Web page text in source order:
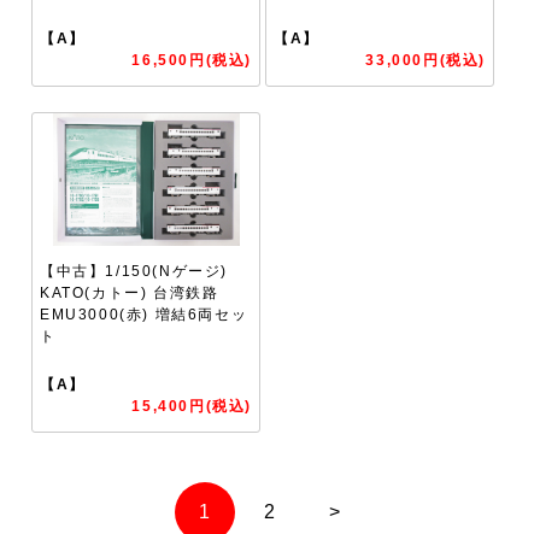
【A】
16,500円(税込)
【A】
33,000円(税込)
【中古】1/150(Nゲージ)
KATO(カトー) 台湾鉄路
EMU3000(赤) 増結6両セッ
ト
【A】
15,400円(税込)
1 2 >